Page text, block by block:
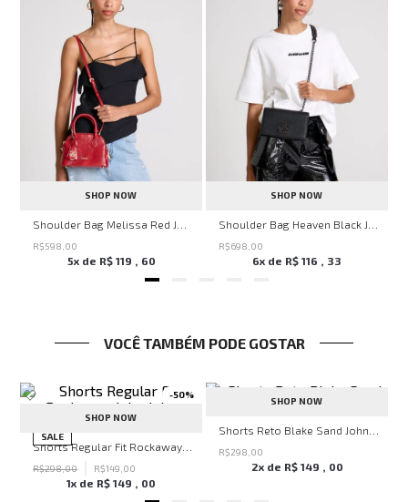
SHOP NOW
R$598 00
5x de R$ 119 , 60
SHOP NOW
R$698 00
6x de R$ 116 , 33
VOCÊ TAMBÉM PODE GOSTAR
-50%
SALE
SHOP NOW
R$298,00 R$149 00
1x de R$ 149 , 00
SHOP NOW
R$298 00
2x de R$ 149 , 00